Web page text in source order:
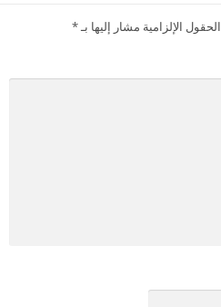
الحقول الإلزامية مشار إليها بـ*